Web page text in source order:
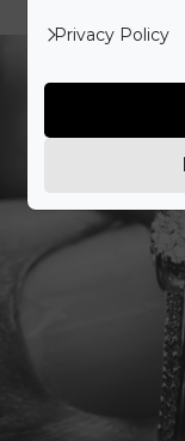
Privacy Policy